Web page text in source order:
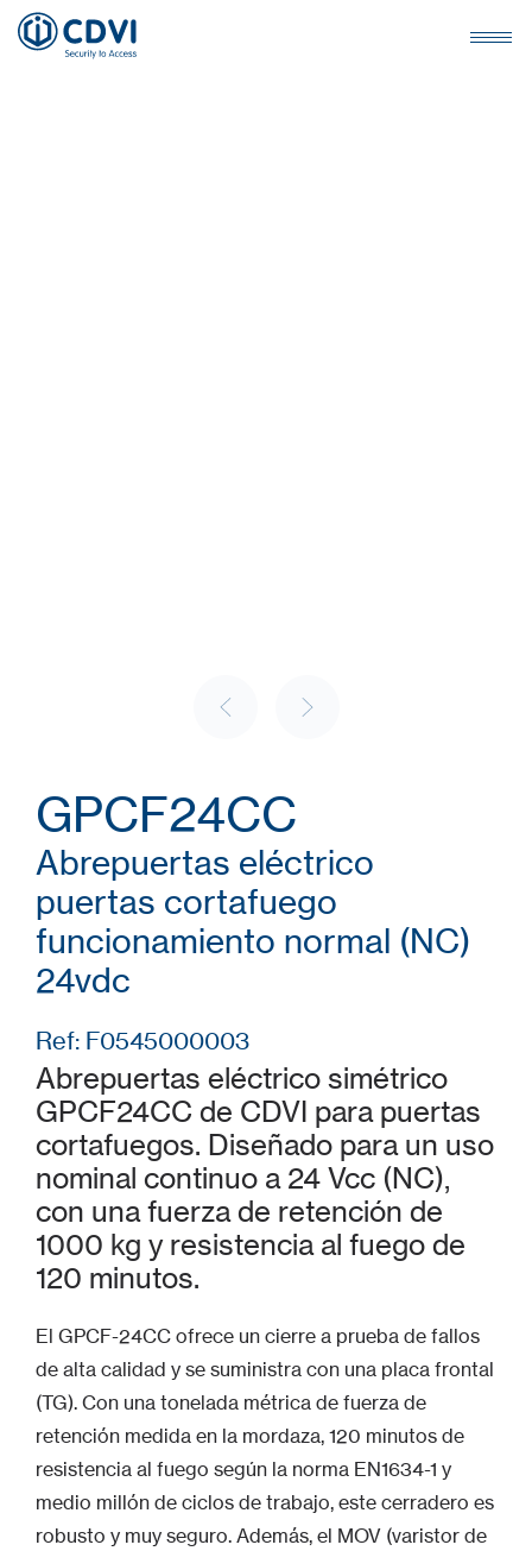
GPCF24CC
Abrepuertas eléctrico
puertas cortafuego
funcionamiento normal (NC)
24vdc
Ref: F0545000003
Abrepuertas eléctrico simétrico
GPCF24CC de CDVI para puertas
cortafuegos. Diseñado para un uso
nominal continuo a 24 Vcc (NC),
con una fuerza de retención de
1000 kg y resistencia al fuego de
120 minutos.
El GPCF-24CC ofrece un cierre a prueba de fallos
de alta calidad y se suministra con una placa frontal
(TG). Con una tonelada métrica de fuerza de
retención medida en la mordaza, 120 minutos de
resistencia al fuego según la norma EN1634-1 y
medio millón de ciclos de trabajo, este cerradero es
robusto y muy seguro. Además, el MOV (varistor de